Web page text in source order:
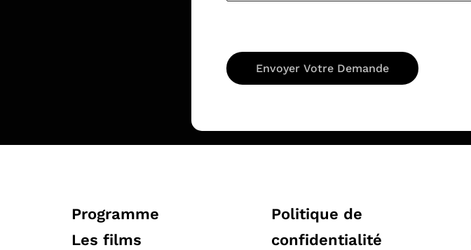
Programme
Les films
Politique de
confidentialité